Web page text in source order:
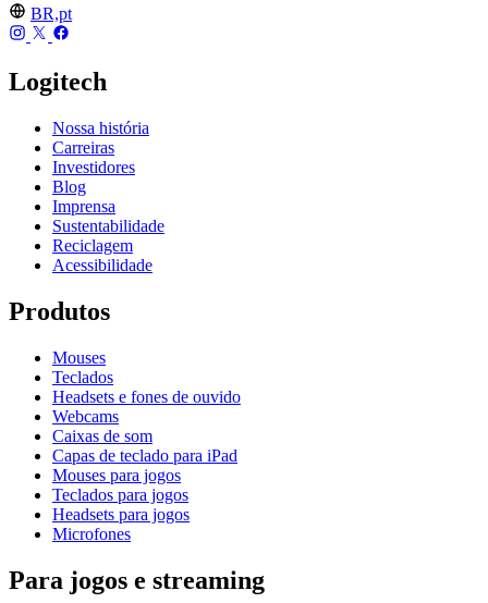
BR,pt
Logitech
Nossa história
Carreiras
Investidores
Blog
Imprensa
Sustentabilidade
Reciclagem
Acessibilidade
Produtos
Mouses
Teclados
Headsets e fones de ouvido
Webcams
Caixas de som
Capas de teclado para iPad
Mouses para jogos
Teclados para jogos
Headsets para jogos
Microfones
Para jogos e streaming